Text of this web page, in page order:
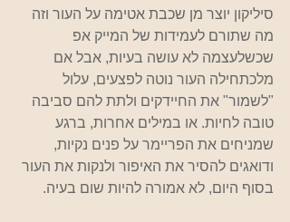
סיליקון יוצר מן שכבת אטימה על העור וזה
מה שתורם לעמידות של המייק אפ
שכשלעצמה לא עושה בעיות, אבל אם
מלכתחילה העור נוטה לפצעים, עלול
"לשמור" את החיידקים ולתת להם סביבה
טובה לחיות. או במילים אחרות, ברגע
שמניחים את הפריימר על פנים נקיות,
ודואגים להסיר את האיפור ולנקות את העור
בסוף היום, לא אמורה להיות שום בעיה.